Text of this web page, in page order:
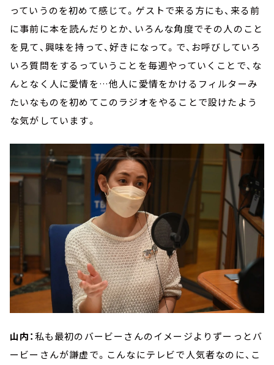
っていうのを初めて感じて。ゲストで来る方にも、来る前
に事前に本を読んだりとか、いろんな角度でその人のこと
を見て、興味を持って、好きになって。で、お呼びしていろ
いろ質問をするっていうことを毎週やっていくことで、な
んとなく人に愛情を…他人に愛情をかけるフィルターみ
たいなものを初めてこのラジオをやることで設けたよう
な気がしています。
山内：私も最初のバービーさんのイメージよりずーっとバ
ービーさんが謙虚で。こんなにテレビで人気者なのに、こ